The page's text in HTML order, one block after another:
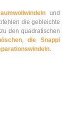
und
die gebleichte
den quadratischen
,die Snappi